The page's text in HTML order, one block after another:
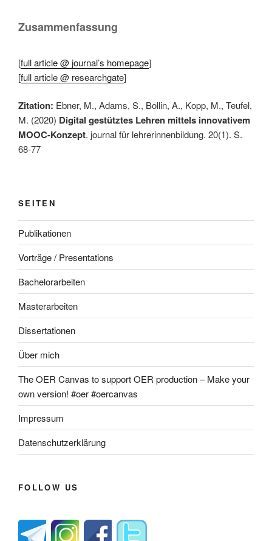
Zusammenfassung
[full article @ journal’s homepage]
[full article @ researchgate]
Zitation: Ebner, M., Adams, S., Bollin, A., Kopp, M., Teufel,
M. (2020) Digital gestütztes Lehren mittels innovativem
MOOC-Konzept. journal für lehrerinnenbildung. 20(1). S.
68-77
SEITEN
Publikationen
Vorträge / Presentations
Bachelorarbeiten
Masterarbeiten
Dissertationen
Über mich
The OER Canvas to support OER production – Make your
own version! #oer #oercanvas
Impressum
Datenschutzerklärung
FOLLOW US